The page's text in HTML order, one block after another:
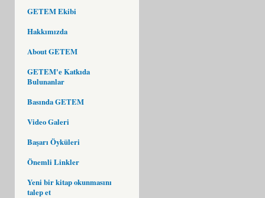
GETEM Ekibi
Hakkımızda
About GETEM
GETEM'e Katkıda
Bulunanlar
Basında GETEM
Video Galeri
Başarı Öyküleri
Önemli Linkler
Yeni bir kitap okunmasını
talep et